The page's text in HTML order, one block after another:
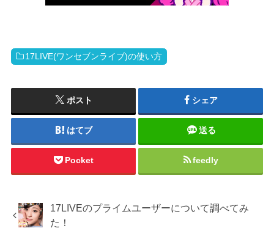
17LIVE(ワンセブンライブ)の使い方
ポスト シェア
はてブ 送る
Pocket feedly
17LIVEのプライムユーザーについて調べてみ
た！